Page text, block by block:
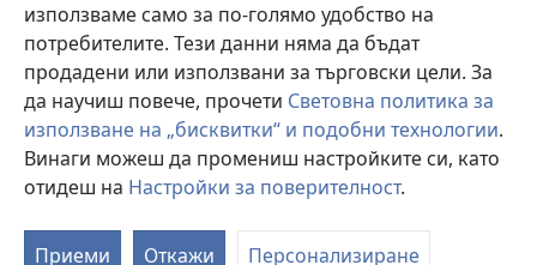
използваме само за по-голямо удобство на
потребителите. Тези данни няма да бъдат
продадени или използвани за търговски цели. За
да научиш повече, прочети Световна политика за
използване на „бисквитки“ и подобни технологии.
Винаги можеш да промениш настройките си, като
отидеш на Настройки за поверителност.
Приеми Откажи Персонализиране
Watchtower Library ®
Copyright© 2026 Watch Tower Bible and Tract Society of Pennsylvania.
УСЛОВИЯ ЗА ПОЛЗВАНЕ|ПОЛИТИКА ЗА ПОВЕРИТЕЛНОСТ
НАСТРОЙКИ ЗА ПОВЕРИТЕЛНОСТ